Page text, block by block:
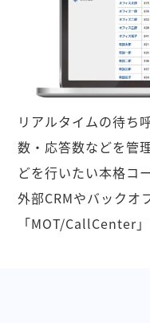
リアルタイムの待ち
数・応答数などを管
どを行いたい本格コ
外部CRMやバックオ
「MOT/CallCenter」